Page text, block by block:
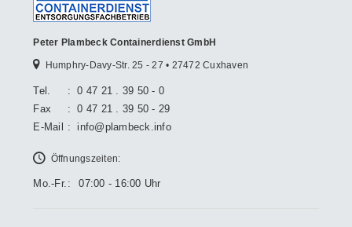
Peter Plambeck Containerdienst GmbH
Humphry-Davy-Str. 25 - 27 • 27472 Cuxhaven
Tel. :
0 47 21 . 39 50 - 0
Fax
:
0 47 21 . 39 50 - 29
E-Mail : info@plambeck.info
Öffnungszeiten:
Mo.-Fr. : 07:00 - 16:00 Uhr